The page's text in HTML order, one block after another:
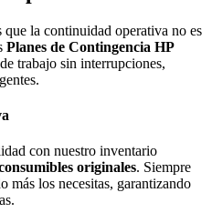
la continuidad operativa no es
Planes de Contingencia HP
trabajo sin interrupciones,
con nuestro inventario
originales. Siempre
más los necesitas, garantizando